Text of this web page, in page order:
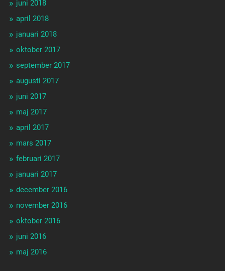
juni 2018
april 2018
januari 2018
oktober 2017
september 2017
augusti 2017
juni 2017
maj 2017
april 2017
mars 2017
februari 2017
januari 2017
december 2016
november 2016
oktober 2016
juni 2016
maj 2016